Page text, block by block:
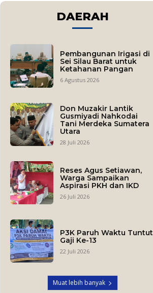
DAERAH
Pembangunan Irigasi di
Sei Silau Barat untuk
Ketahanan Pangan
6 Agustus 2026
Don Muzakir Lantik
Gusmiyadi Nahkodai
Tani Merdeka Sumatera
Utara
28 Juli 2026
Reses Agus Setiawan,
Warga Sampaikan
Aspirasi PKH dan IKD
26 Juli 2026
P3K Paruh Waktu Tuntut
Gaji Ke-13
22 Juli 2026
Muat lebih banyak